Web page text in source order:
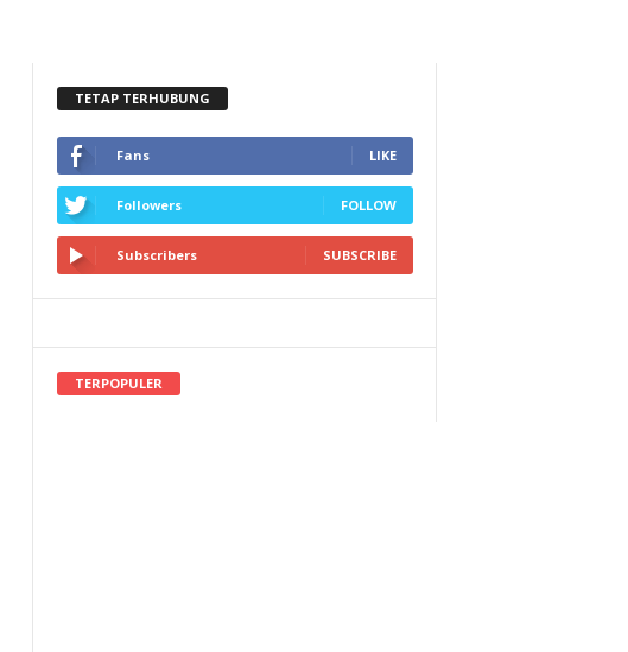
TETAP TERHUBUNG
Fans LIKE
Followers FOLLOW
Subscribers SUBSCRIBE
TERPOPULER